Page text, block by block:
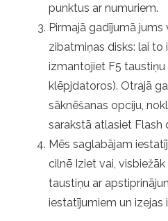
punktus ar numuriem.
Pirmajā gadījumā
zibatmiņas disks: lai
izmantojiet F5 taustiņu
klēpjdatoros). Otrajā
sāknēšanas opciju,
sarakstā atlasiet Flash
Mēs saglabājam
cilnē Iziet vai,
taustiņu ar
iestatījumiem un izejas